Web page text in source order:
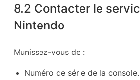
8.2 Contacter le
Nintendo
Munissez-vous de :
Numéro de série de la console.